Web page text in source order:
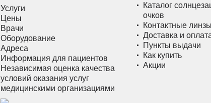
Услуги
Цены
Врачи
Оборудование
Адреса
Информация для пациентов
Независимая оценка качества
условий оказания услуг
медицинскими организациями
Каталог
очков
Контактные линзы
Доставка и
Пункты выдачи
Как купить
Акции